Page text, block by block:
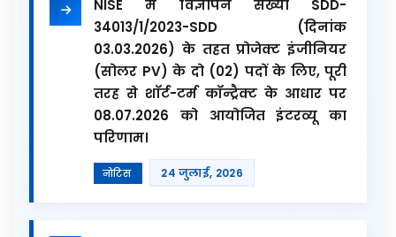
NISE में विज्ञापन संख्या SDD-
34013/1/2023-SDD (दिनांक
03.03.2026) के तहत प्रोजेक्ट इंजीनियर
(सोलर PV) के दो (02) पदों के लिए, पूरी
तरह से शॉर्ट-टर्म कॉन्ट्रैक्ट के आधार पर
08.07.2026 को आयोजित इंटरव्यू का
परिणाम।
नोटिस 24 जुलाई, 2026